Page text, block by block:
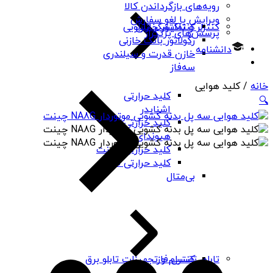
کلید حرارتی
اشنایدر
کلید حرارتی
هیوندای
کلید حرارتی چینت
کلید حرارتی PNS
بی‌متال
کنتاکتور خازنی
رگولاتور بانک خازنی
خازن قدرت و سیلندری
سه‌فاز
کنترلر و نمایشگر تابلویی
کنترل فاز
تابلو، تقسیم و تجهیزات تابلو برق
رویه‌های بازگرداندن کالا
ویرایش یا لغو سفارش
پرسش‌های پرتکرار
دانشنامه
خانه / کلید هوایی
🔍